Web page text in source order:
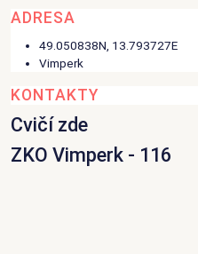
ADRESA
49.050838N, 13.793727E
Vimperk
KONTAKTY
Cvičí zde
ZKO Vimperk - 116